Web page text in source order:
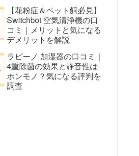
【花粉症＆ペット飼必見】
Switchbot 空気清浄機の口
コミ｜メリットと気になる
デメリットを解説
ラビーノ 加湿器の口コミ｜
4重除菌の効果と静音性は
ホンモノ？気になる評判を
調査